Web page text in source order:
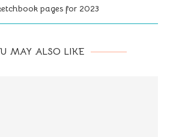
pages for 2023
MAY ALSO LIKE